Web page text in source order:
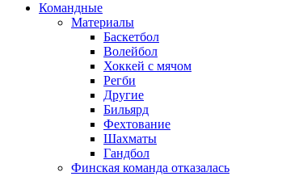
Командные
Материалы
Баскетбол
Волейбол
Хоккей с мячом
Регби
Другие
Бильярд
Фехтование
Шахматы
Гандбол
Финская команда отказалась